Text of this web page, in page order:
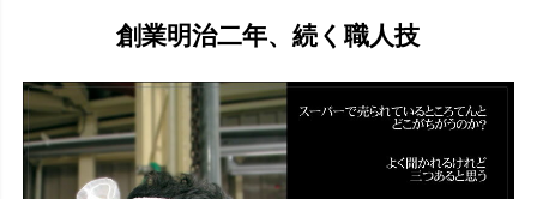
創業明治二年、続く職人技